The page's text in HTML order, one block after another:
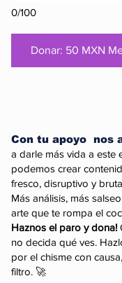
0/100
Donar: 50 MXN
Con tu apoyo nos
a darle más vida a este
podemos crear
fresco, disruptivo y
Más análisis, más
arte que te rompa el
Haznos el paro y dona!
no decida qué ves.
por el chisme con
filtro. 🚀